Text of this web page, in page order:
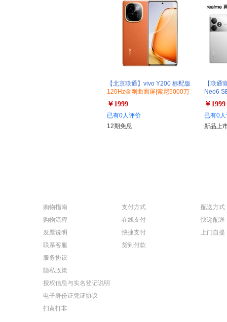
【北京联通】vivo Y200 标配版
120Hz金刚曲面屏|索尼5000万
超清影像|6000mAh蓝海电池
+80W
￥1999
已有0人评价
12期免息
【联通
Neo6
超长续
发货】
￥1999
已有0
新品上
购物指南
购物流程
发票说明
联系客服
服务协议
隐私政策
授权信息与实名登记说明
电子身份证凭证协议
扫黄打非
支付方式
在线支付
快捷支付
货到付款
配送方式
快递配送
上门自提